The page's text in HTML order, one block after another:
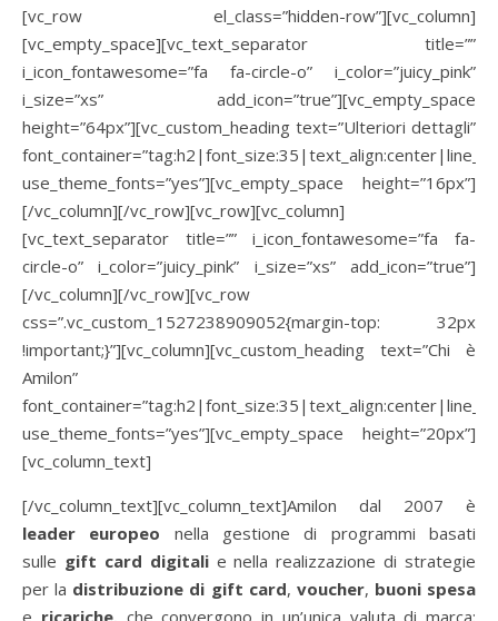
[vc_row el_class=”hidden-row”][vc_column]
[vc_empty_space][vc_text_separator title=””
i_icon_fontawesome=”fa fa-circle-o” i_color=”juicy_pink”
i_size=”xs” add_icon=”true”][vc_empty_space
height=”64px”][vc_custom_heading text=”Ulteriori dettagli”
use_theme_fonts=”yes”][vc_empty_space height=”16px”]
[/vc_column][/vc_row][vc_row][vc_column]
[vc_text_separator title=”” i_icon_fontawesome=”fa fa-
circle-o” i_color=”juicy_pink” i_size=”xs” add_icon=”true”]
[/vc_column][/vc_row][vc_row
css=”.vc_custom_1527238909052{margin-top: 32px
!important;}”][vc_column][vc_custom_heading text=”Chi è
Amilon”
use_theme_fonts=”yes”][vc_empty_space height=”20px”]
[vc_column_text]
[/vc_column_text][vc_column_text]Amilon dal 2007 è
leader europeo nella gestione di programmi basati
sulle gift card digitali e nella realizzazione di strategie
per la distribuzione di gift card, voucher, buoni spesa
e ricariche, che convergono in un’unica valuta di marca: